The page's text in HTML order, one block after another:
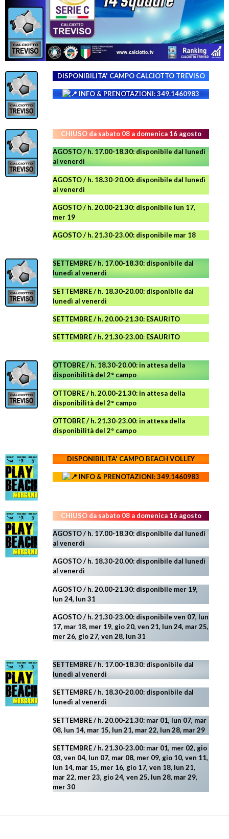
DISPONIBILITA' CAMPO CALCIOTTO TREVISO
INFO & PRENOTAZIONI: 349.1460983
CHIUSO da sabato 08 a domenica 16 agosto
AGOSTO / h. 17.00-18.30: disponibile dal lunedì
al venerdì
AGOSTO/ h. 18.30-20.00: disponibile dal lunedì
al venerdì
AGOSTO / h. 20.00-21.30: disponibile lun 17,
mer 19
AGOSTO/ h. 21.30-23.00: disponibile mar 18
SETTEMBRE / h. 17.00-18.30: disponibile dal
lunedì al venerdì
SETTEMBRE / h. 18.30-20.00: disponibile dal
lunedì al venerdì
SETTEMBRE / h. 20.00-21.30: ESAURITO
SETTEMBRE / h. 21.30-23.00: ESAURITO
OTTOBRE / h. 18.30-20.00:in attesa della
disponibilità del 2° campo
OTTOBRE / h. 20.00-21.30:in attesa della
disponibilità del 2° campo
OTTOBRE / h. 21.30-23.00:in attesa della
disponibilità del 2° campo
DISPONIBILITA' CAMPOBEACH VOLLEY
INFO & PRENOTAZIONI: 349.1460983
CHIUSO da sabato 08 a domenica 16 agosto
AGOSTO / h. 17.00-18.30: disponibile dal lunedì
al venerdì
AGOSTO/ h. 18.30-20.00: disponibile dal lunedì
al venerdì
AGOSTO / h. 20.00-21.30: disponibile mer 19,
lun 24, lun 31
AGOSTO/ h. 21.30-23.00: disponibile ven 07, lun
17, mar 18, mer 19, gio 20, ven 21, lun 24, mar 25,
mer 26, gio 27, ven 28, lun 31
SETTEMBRE / h. 17.00-18.30: disponibile dal
lunedì al venerdì
SETTEMBRE / h. 18.30-20.00: disponibile dal
lunedì al venerdì
SETTEMBRE / h. 20.00-21.30: mar 01, lun 07, mar
08, lun 14, mar 15, lun 21, mar 22, lun 28, mar 29
SETTEMBRE / h. 21.30-23.00: mar 01, mer 02, gio
03, ven 04, lun 07, mar 08, mer 09, gio 10, ven 11,
lun 14, mar 15, mer 16, gio 17, ven 18, lun 21,
mar 22, mer 23, gio 24, ven 25, lun 28, mar 29,
mer 30